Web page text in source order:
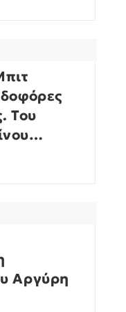
Του
Αργύρη